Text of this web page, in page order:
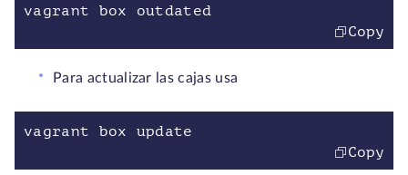
vagrant box outdated
Copy
Para actualizar las cajas usa
vagrant box update
Copy